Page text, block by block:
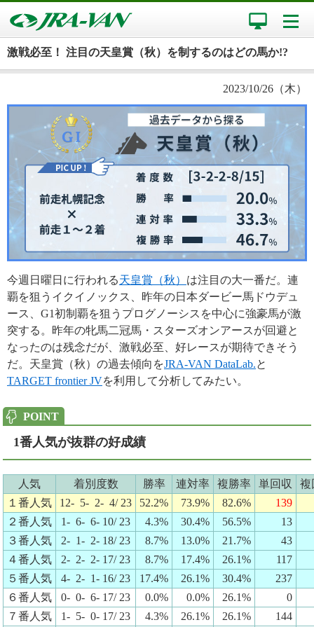
激戦必至！ 注目の天皇賞（秋）を制するのはどの馬か!?
2023/10/26（木）
今週日曜日に行われる天皇賞（秋） は注目の大一番だ。連
覇を狙うイクイノックス、昨年の日本ダービー馬ドウデュ
ース、G1初制覇を狙うプログノーシスを中心に強豪馬が激
突する。昨年の牝馬二冠馬・スターズオンアースが回避と
なったのは残念だが、激戦必至、好レースが期待できそう
だ。天皇賞（秋）の過去傾向をJRA-VAN DataLab.と
TARGET frontier JVを利用して分析してみたい。
1番人気が抜群の好成績
人気 着別度数 勝率 連対率 複勝率 単回収
複
１番人気
12- 5- 2- 4/ 23 52.2% 73.9% 82.6%
139
２番人気
1- 6- 6- 10/ 23 4.3% 30.4% 56.5%
13
３番人気
2- 1- 2- 18/ 23 8.7% 13.0% 21.7%
43
４番人気
2- 2- 2- 17/ 23 8.7% 17.4% 26.1%
117
５番人気
4- 2- 1- 16/ 23 17.4% 26.1% 30.4%
237
６番人気
0- 0- 6- 17/ 23 0.0% 0.0% 26.1%
0
７番人気
1- 5- 0- 17/ 23 4.3% 26.1% 26.1%
144